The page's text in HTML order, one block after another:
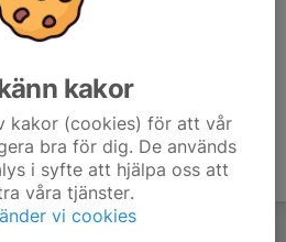
kakor
kakor (cookies) för att vår
bra för dig. De används
i syfte att hjälpa oss att
våra tjänster.
vi cookies